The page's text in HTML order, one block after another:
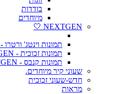
בודדות
מיוחדים
NEXTGEN 🤍
תמונות וינטג' ורטרו - NEXTGEN
תמונות זכוכית - NEXTGEN
תמונות קנבס - NEXTGEN
שעוני קיר מיוחדים.
חדש-שעוני זכוכית
מראות